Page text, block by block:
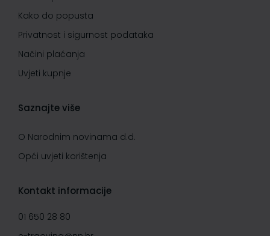
Kako do popusta
Privatnost i sigurnost podataka
Načini plaćanja
Uvjeti kupnje
Saznajte više
O Narodnim novinama d.d.
Opći uvjeti korištenja
Kontakt informacije
01 650 28 80